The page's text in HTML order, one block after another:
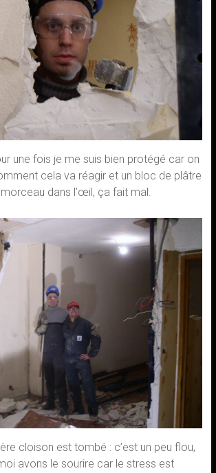
une fois je me suis bien protégé car on
cela va réagir et un bloc de plâtre
dans l’œil, ça fait mal.
cloison est tombé : c’est un peu flou,
avons le sourire car le stress est